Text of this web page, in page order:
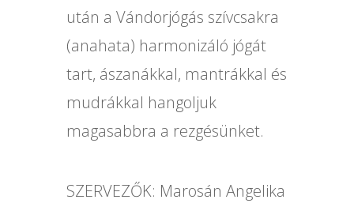
után a Vándorjógás szívcsakra
(anahata) harmonizáló jógát
tart, ászanákkal, mantrákkal és
mudrákkal hangoljuk
magasabbra a rezgésünket.
SZERVEZŐK: Marosán Angelika